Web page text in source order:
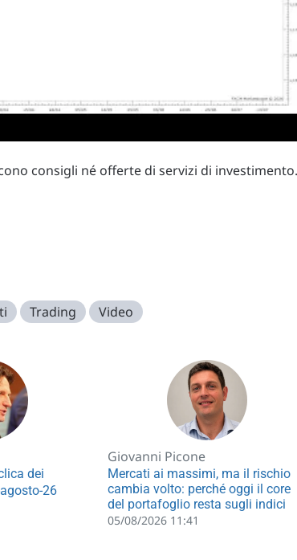
consigli né offerte di servizi di investimento.
Trading Video
dei
26
Giovanni Picone
Mercati ai massimi, ma il rischio
cambia volto: perché oggi il core
del portafoglio resta sugli indici
05/08/2026 11:41